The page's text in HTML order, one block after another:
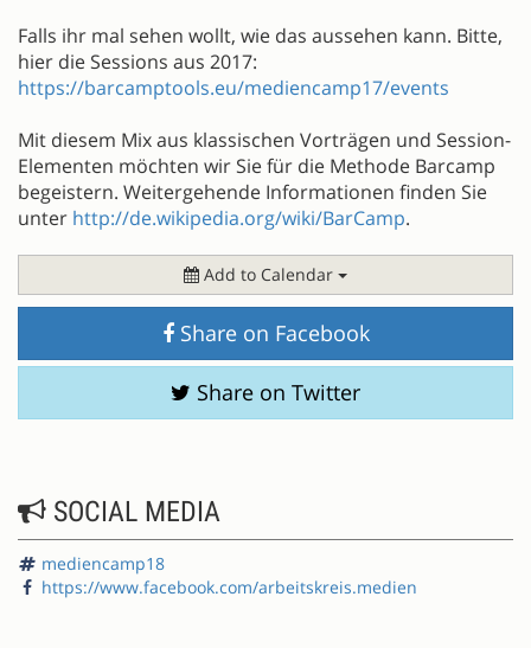
Falls ihr mal sehen wollt, wie das aussehen kann. Bitte,
hier die Sessions aus 2017:
https://barcamptools.eu/mediencamp17/events
Mit diesem Mix aus klassischen Vorträgen und Session-
Elementen möchten wir Sie für die Methode Barcamp
begeistern. Weitergehende Informationen finden Sie
unter http://de.wikipedia.org/wiki/BarCamp.
Add to Calendar
Share on Facebook
Share on Twitter
SOCIAL MEDIA
mediencamp18
https://www.facebook.com/arbeitskreis.medien